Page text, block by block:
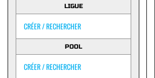
LIGUE
CRÉER / RECHERCHER
POOL
CRÉER / RECHERCHER